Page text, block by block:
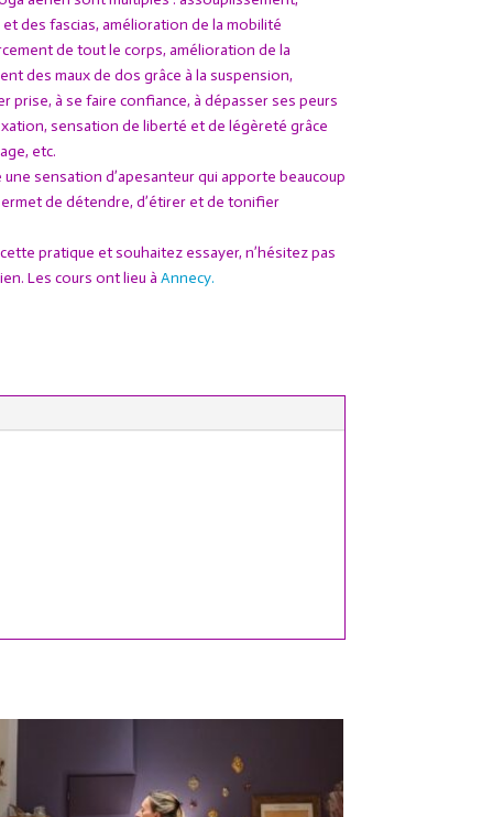
des fascias, amélioration de la mobilité
de tout le corps, amélioration de la
des maux de dos grâce à la suspension,
prise, à se faire confiance, à dépasser ses peurs
sensation de liberté et de légèreté grâce
etc.
sensation d’apesanteur qui apporte beaucoup
de détendre, d’étirer et de tonifier
pratique et souhaitez essayer, n’hésitez pas
Les cours ont lieu à Annecy.